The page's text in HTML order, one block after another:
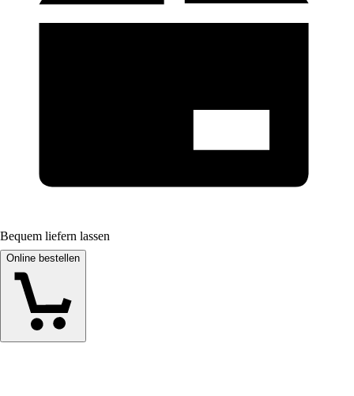
Bequem liefern lassen
Online bestellen